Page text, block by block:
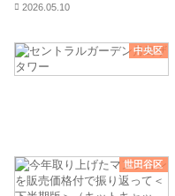
2026.05.10
中央区
世田谷区